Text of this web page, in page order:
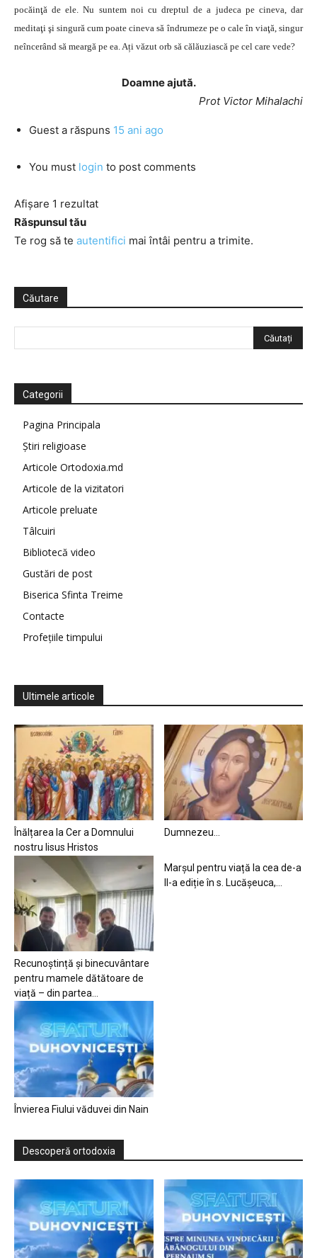
pocăinţă de ele. Nu suntem noi cu dreptul de a judeca pe cineva, dar
meditaţi şi singură cum poate cineva să îndrumeze pe o cale în viaţă, singur
neîncerând să meargă pe ea. Ați văzut orb să călăuziască pe cel care vede?
Doamne ajută.
Prot Victor Mihalachi
Guest a răspuns 15 ani ago
You must login to post comments
Afișare 1 rezultat
Răspunsul tău
Te rog să te autentifici mai întâi pentru a trimite.
Căutare
Categorii
Pagina Principala
Știri religioase
Articole Ortodoxia.md
Articole de la vizitatori
Articole preluate
Tâlcuiri
Bibliotecă video
Gustări de post
Biserica Sfinta Treime
Contacte
Profețiile timpului
Ultimele articole
Înălțarea la Cer a Domnului
nostru Iisus Hristos
Dumnezeu…
Recunoștință și binecuvântare
pentru mamele dătătoare de
viață – din partea...
Marșul pentru viață la cea de-a
II-a ediție în s. Lucășeuca,...
Învierea Fiului văduvei din Nain
Descoperă ortodoxia